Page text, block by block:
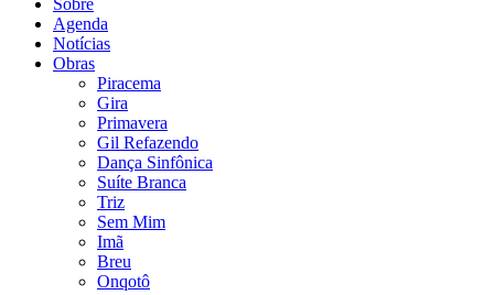
Sobre
Agenda
Notícias
Obras
Piracema
Gira
Primavera
Gil Refazendo
Dança Sinfônica
Suíte Branca
Triz
Sem Mim
Imã
Breu
Onqotô